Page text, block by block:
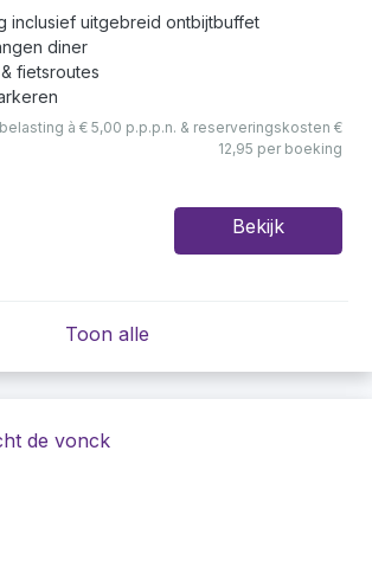
inclusief uitgebreid ontbijtbuffet
diner
fietsroutes
à € 5,00 p.p.p.n. & reserveringskosten €
12,95 per boeking
Bekijk
Toon alle